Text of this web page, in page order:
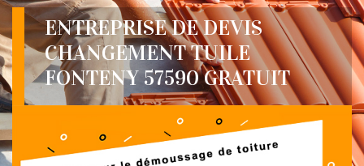
ENTREPRISE DE DEVIS
CHANGEMENT TUILE
FONTENY 57590 GRATUIT